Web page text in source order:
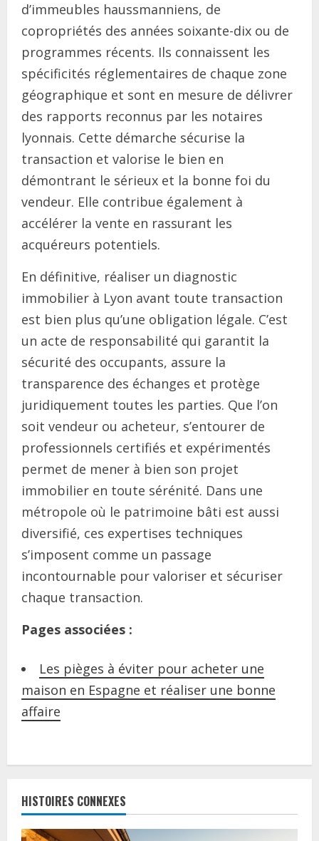
d’immeubles haussmanniens, de
copropriétés des années soixante-dix ou de
programmes récents. Ils connaissent les
spécificités réglementaires de chaque zone
géographique et sont en mesure de délivrer
des rapports reconnus par les notaires
lyonnais. Cette démarche sécurise la
transaction et valorise le bien en
démontrant le sérieux et la bonne foi du
vendeur. Elle contribue également à
accélérer la vente en rassurant les
acquéreurs potentiels.
En définitive, réaliser un diagnostic
immobilier à Lyon avant toute transaction
est bien plus qu’une obligation légale. C’est
un acte de responsabilité qui garantit la
sécurité des occupants, assure la
transparence des échanges et protège
juridiquement toutes les parties. Que l’on
soit vendeur ou acheteur, s’entourer de
professionnels certifiés et expérimentés
permet de mener à bien son projet
immobilier en toute sérénité. Dans une
métropole où le patrimoine bâti est aussi
diversifié, ces expertises techniques
s’imposent comme un passage
incontournable pour valoriser et sécuriser
chaque transaction.
Pages associées :
Les pièges à éviter pour acheter une
maison en Espagne et réaliser une bonne
affaire
C
o
n
HISTOIRES CONNEXES